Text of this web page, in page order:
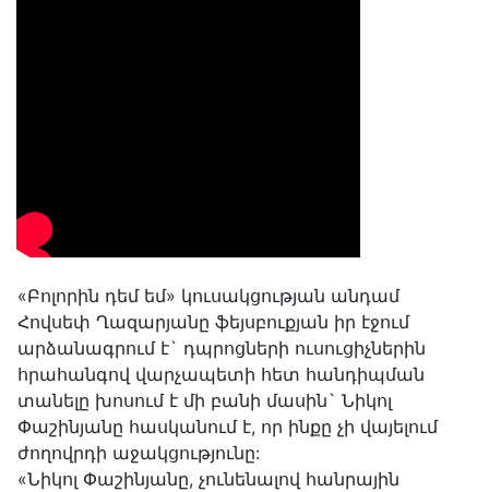
«Բոլորին դեմ եմ» կուսակցության անդամ
Հովսեփ Ղազարյանը ֆեյսբուքյան իր էջում
արձանագրում է` դպրոցների ուսուցիչներին
հրահանգով վարչապետի հետ հանդիպման
տանելը խոսում է մի բանի մասին` Նիկոլ
Փաշինյանը հասկանում է, որ ինքը չի վայելում
ժողովրդի աջակցությունը:
«Նիկոլ Փաշինյանը, չունենալով հանրային